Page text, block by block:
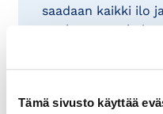
Tämä sivusto käyttää
saadaan kaikki ilo
unohtamatta